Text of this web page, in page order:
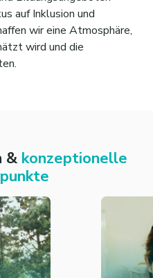
auf Inklusion und
wir eine Atmosphäre,
wird und die
& konzeptionelle